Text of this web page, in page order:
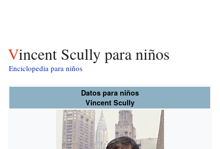
Vincent Scully para niños
Enciclopedia para niños
Datos para niños
Vincent Scully